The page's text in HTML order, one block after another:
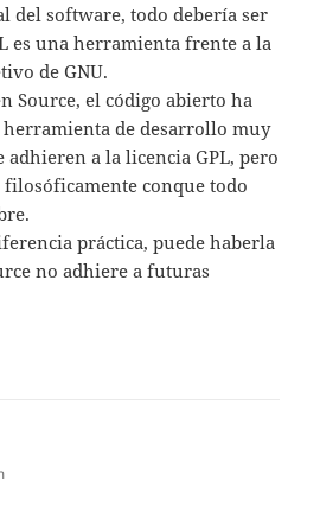
del software, todo debería ser
es una herramienta frente a la
de GNU.
Source, el código abierto ha
de desarrollo muy
adhieren a la licencia GPL, pero
filosóficamente conque todo
práctica, puede haberla
no adhiere a futuras